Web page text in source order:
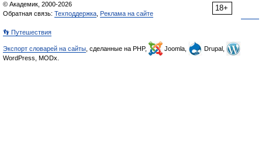
18+
© Академик, 2000-2026
Обратная связь: Техподдержка Реклама на сайте
👣 Путешествия
Экспорт словарей на сайты , сделанные на PHP, Joomla,
Drupal,
WordPress, MODx.